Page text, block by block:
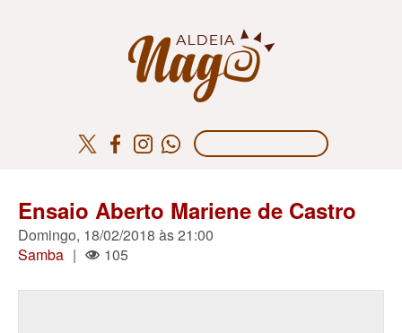
Ensaio Aberto Mariene de Castro
Domingo, 18/02/2018 às 21:00
Samba | 105